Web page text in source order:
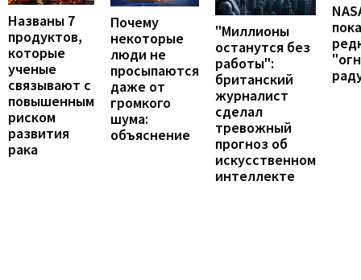
Названы 7
продуктов,
которые
ученые
связывают с
повышенным
риском
развития
рака
Почему
некоторые
люди не
просыпаются
даже от
громкого
шума:
объяснение
"Миллионы
останутся без
работы":
британский
журналист
сделал
тревожный
прогноз об
искусственном
интеллекте